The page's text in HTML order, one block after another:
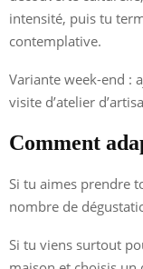
intensité, puis tu
contemplative.
Variante week-end :
visite d’atelier
Comment
Si tu aimes prendre
nombre de
Si tu viens surtout